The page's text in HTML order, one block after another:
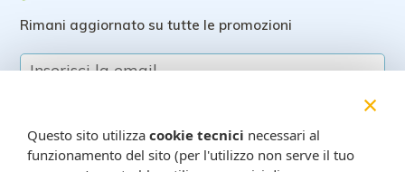
Rimani aggiornato su tutte le promozioni
×
Questo sito utilizza cookie tecnici necessari al
funzionamento del sito (per l'utilizzo non serve il tuo